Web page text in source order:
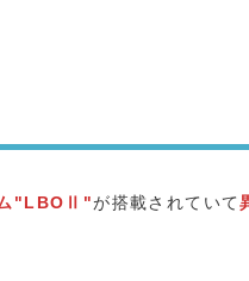
ム"LBOⅡ"が搭載されていて